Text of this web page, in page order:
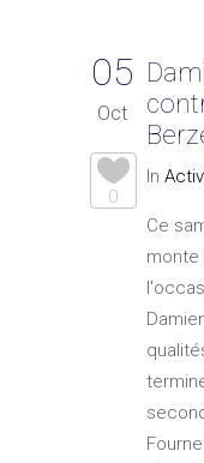
05
Oct
0
In
Ce
monte